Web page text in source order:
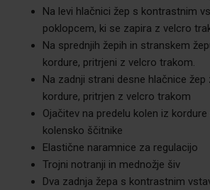
Na levi hlačnici žep s kontrastnim
poklopcem, ki se zapira z velcro
Na sprednjih žepih in stranskem
kordure, pritrjeni z velcro trakom.
Na zadnji strani desne hlačnice žep
kordure, pritrjen z velcro trakom
Ojačitev na predelu kolen iz
kolensko ščitnike
Elastične naramnice za regulacijo
Trojni notranji in mednožje šiv
Dva zadnja žepa s kontrastnim